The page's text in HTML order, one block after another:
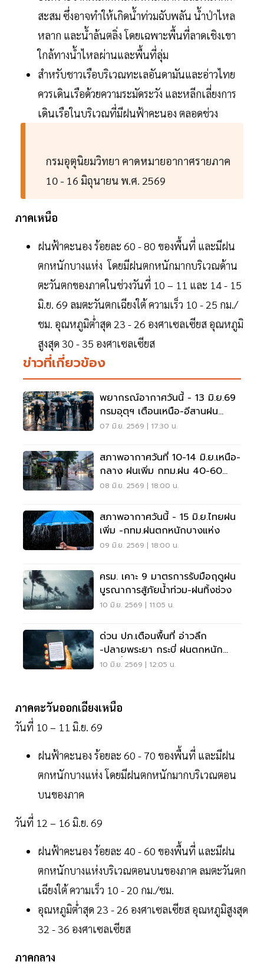
สะสม ซึ่งอาจทำให้เกิดน้ำท่วมฉับพลัน น้ำป่าไหล
หลาก และน้ำล้นตลิ่ง โดยเฉพาะพื้นที่ลาดเชิงเขา
ใกล้ทางน้ำไหลผ่านและพื้นที่ลุ่ม
สำหรับชาวเรือบริเวณทะเลอันดามันและอ่าวไทย
ควรเดินเรือด้วยความระมัดระวัง และหลีกเลี่ยงการ
เดินเรือในบริเวณที่มีฝนฟ้าคะนอง ตลอดช่วง
กรมอุตุนิยมวิทยา คาดหมายอากาศรายภาค
10 - 16 มิถุนายน พ.ศ. 2569
ภาคเหนือ
ฝนฟ้าคะนอง ร้อยละ 60 - 80 ของพื้นที่ และมีฝน
ตกหนักบางแห่ง โดยมีฝนตกหนักมากบริเวณด้าน
ตะวันตกของภาคในช่วงวันที่ 10 – 11 และ 14 - 15
มิ.ย. 69 ลมตะวันตกเฉียงใต้ ความเร็ว 10 - 25 กม./
ชม. อุณหภูมิต่ำสุด 23 - 26 องศาเซลเซียส อุณหภูมิ
สูงสุด 30 - 35 องศาเซลเซียส
ข่าวที่เกี่ยวข้อง
พยากรณ์อากาศวันนี้ - 13 มิ.ย.69
กรมอุตุฯ เตือนเหนือ-อีสานฝน
ตกหนักมาก
07 มิ.ย. 2569 | 17:30 น.
สภาพอากาศวันที่ 10-14 มิ.ย.เหนือ-
กลาง ฝนเพิ่ม กทม.ฝน 40-60
%ตลอดช่วง
08 มิ.ย. 2569 | 18:00 น.
สภาพอากาศวันนี้ - 15 มิ.ย.ไทยฝน
เพิ่ม -กทม.ฝนตกหนักบางแห่ง
09 มิ.ย. 2569 | 18:00 น.
ครม. เคาะ 9 มาตรการรับมือฤดูฝน
บูรณาการสู้ภัยน้ำท่วม-ฝนทิ้งช่วง
10 มิ.ย. 2569 | 11:05 น.
ด่วน ปภ.เตือนพื้นที่ อ่าวลึก
-ปลายพระยา กระบี่ ฝนตกหนัก
ระวังน้ำล้นตลิ่ง
10 มิ.ย. 2569 | 12:05 น.
ภาคตะวันออกเฉียงเหนือ
วันที่ 10 – 11 มิ.ย. 69
ฝนฟ้าคะนอง ร้อยละ 60 - 70 ของพื้นที่ และมีฝน
ตกหนักบางแห่ง โดยมีฝนตกหนักมากบริเวณตอน
บนของภาค
วันที่ 12 – 16 มิ.ย. 69
ฝนฟ้าคะนอง ร้อยละ 40 - 60 ของพื้นที่ และมีฝน
ตกหนักบางแห่งบริเวณตอนบนของภาค ลมตะวันตก
เฉียงใต้ ความเร็ว 10 - 20 กม./ชม.
อุณหภูมิต่ำสุด 23 - 26 องศาเซลเซียส อุณหภูมิสูงสุด
32 - 36 องศาเซลเซียส
ภาคกลาง